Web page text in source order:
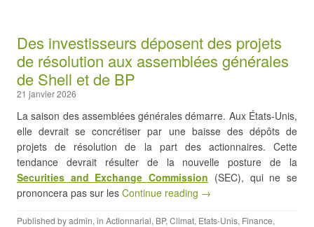
Des investisseurs déposent des projets
de résolution aux assemblées générales
de Shell et de BP
21 janvier 2026
La saison des assemblées générales démarre. Aux États-Unis,
elle devrait se concrétiser par une baisse des dépôts de
projets de résolution de la part des actionnaires. Cette
tendance devrait résulter de la nouvelle posture de la
Securities and Exchange Commission (SEC), qui ne se
prononcera pas sur les Continue reading →
Published byadmin, in Actionnarial, BP, Climat, Etats-Unis, Finance,